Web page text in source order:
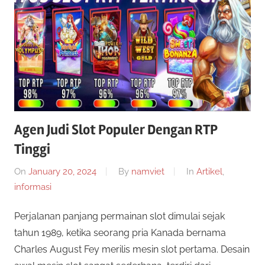
a
r
S
i
t
u
s
S
l
g
e
n
s
l
o
t
n
l
n
i
n
i
m
Agen Judi Slot Populer Dengan RTP
Tinggi
On January 20, 2024 By namviet In Artikel,
informasi
Perjalanan panjang permainan slot dimulai sejak
tahun 1989, ketika seorang pria Kanada bernama
Charles August Fey merilis mesin slot pertama. Desain